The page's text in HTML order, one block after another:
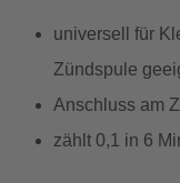
universell für
Zündspule
Anschluss am
zählt 0,1 in 6